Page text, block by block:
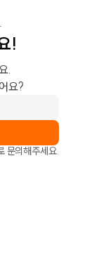
!
.
요?
문의해주세요.